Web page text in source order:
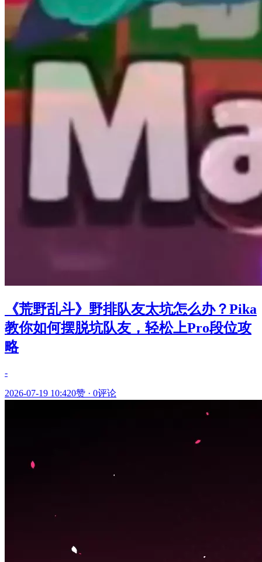
《荒野乱斗》野排队友太坑怎么办？Pika
教你如何摆脱坑队友，轻松上Pro段位攻
略
-
2026-07-19 10:420赞 · 0评论